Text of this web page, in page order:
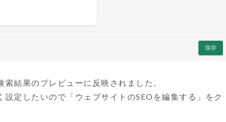
結果のプレビューに反映されました。
定したいので「ウェブサイトのSEOを編集する」をク